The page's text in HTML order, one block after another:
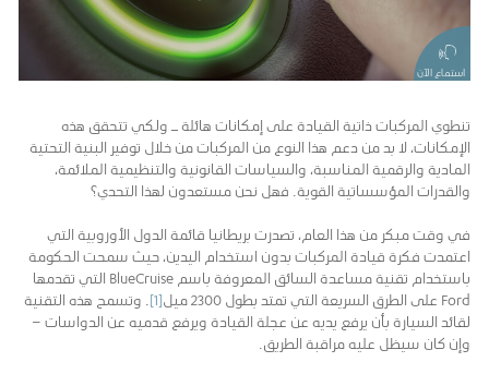
استماع الآن
تنطوي المركبات ذاتية القيادة على إمكانات هائلة ــ ولكي تتحقق هذه
الإمكانات، لا بد من دعم هذا النوع من المركبات من خلال توفير البنية التحتية
المادية والرقمية المناسبة، والسياسات القانونية والتنظيمية الملائمة،
والقدرات المؤسساتية القوية. فهل نحن مستعدون لهذا التحدي؟
في وقت مبكر من هذا العام، تصدرت بريطانيا قائمة الدول الأوروبية التي
اعتمدت فكرة قيادة المركبات بدون استخدام اليدين، حيث سمحت الحكومة
باستخدام تقنية مساعدة السائق المعروفة باسم BlueCruise التي تقدمها
Ford على الطرق السريعة التي تمتد بطول 2300 ميل
[1] . وتسمح هذه التقنية
لقائد السيارة بأن يرفع يديه عن عجلة القيادة ويرفع قدميه عن الدواسات –
وإن كان سيظل عليه مراقبة الطريق.